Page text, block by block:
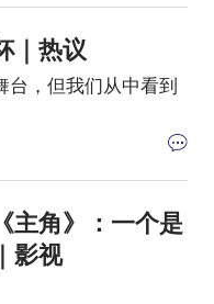
｜热议
台，但我们从中看到
主角》：一个是
影视